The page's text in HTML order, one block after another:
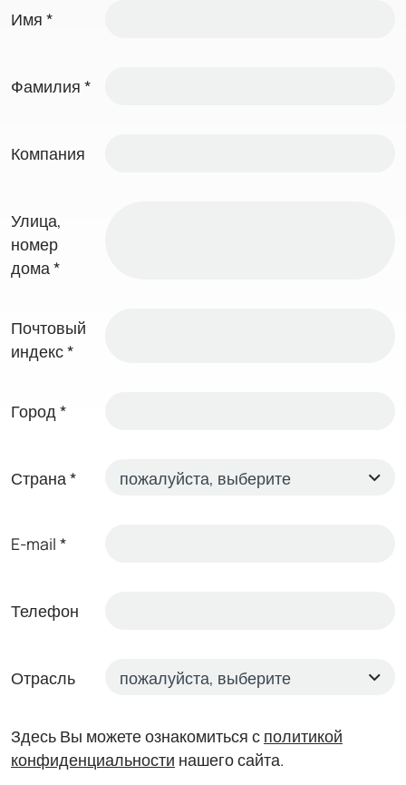
Имя *
Фамилия *
Компания
Улица,
номер
дома *
Почтовый
индекс*
Город *
Страна *
E-mail *
Телефон
Отрасль
Здесь Вы можете ознакомиться с политикой
конфиденциальности нашего сайта.